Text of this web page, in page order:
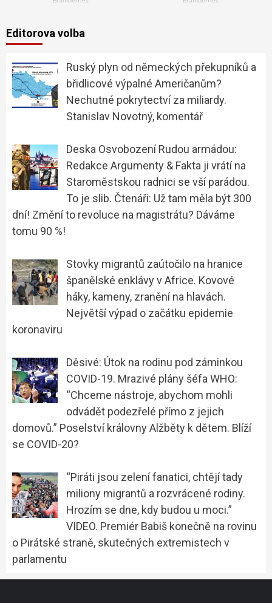
Editorova volba
Ruský plyn od německých překupníků a
břidlicové výpalné Američanům?
Nechutné pokrytectví za miliardy.
Stanislav Novotný, komentář
Deska Osvobození Rudou armádou:
Redakce Argumenty & Fakta ji vrátí na
Staroměstskou radnici se vší parádou.
To je slib. Čtenáři: Už tam měla být 300
dní! Změní to revoluce na magistrátu? Dáváme
tomu 90 %!
Stovky migrantů zaútočilo na hranice
španělské enklávy v Africe. Kovové
háky, kameny, zranění na hlavách.
Největší výpad o začátku epidemie
koronaviru
Děsivé: Útok na rodinu pod záminkou
COVID-19. Mrazivé plány šéfa WHO:
“Chceme nástroje, abychom mohli
odvádět podezřelé přímo z jejich
domovů.” Poselství královny Alžběty k dětem. Blíží
se COVID-20?
“Piráti jsou zelení fanatici, chtějí tady
miliony migrantů a rozvrácené rodiny.
Hrozím se dne, kdy budou u moci.”
VIDEO. Premiér Babiš konečně na rovinu
o Pirátské straně, skutečných extremistech v
parlamentu